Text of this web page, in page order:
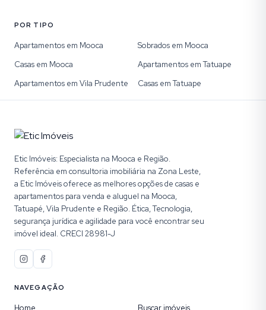
POR TIPO
Apartamentos em Mooca
Sobrados em Mooca
Casas em Mooca
Apartamentos em Tatuape
Apartamentos em Vila Prudente
Casas em Tatuape
Etic Imóveis: Especialista na Mooca e Região.
Referência em consultoria imobiliária na Zona Leste,
a Etic Imóveis oferece as melhores opções de casas e
apartamentos para venda e aluguel na Mooca,
Tatuapé, Vila Prudente e Região. Ética, Tecnologia,
segurança jurídica e agilidade para você encontrar seu
imóvel ideal. CRECI 28981-J
NAVEGAÇÃO
Home Buscar imóveis